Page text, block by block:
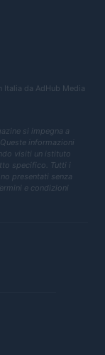
Italia da AdHub Media
si impegna a
informazioni
visiti un istituto
specifico. Tutti i
presentati senza
e condizioni